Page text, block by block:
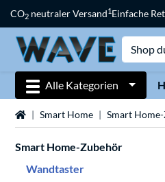
CO2 neutraler Versand1Einfache
Alle Kategorien
StartseiteSmart Home Smart
Smart Home-Zubehör
Wandtaster